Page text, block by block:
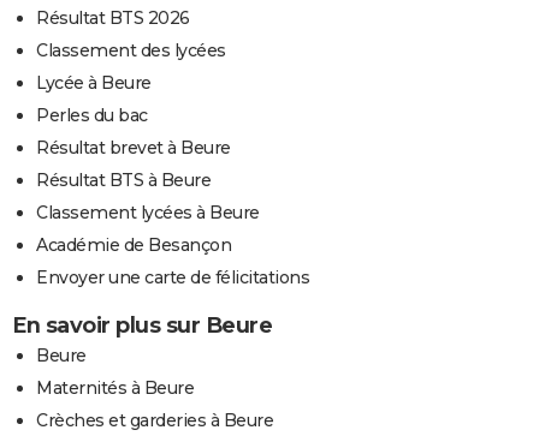
Résultat BTS 2026
Classement des lycées
Lycée à Beure
Perles du bac
Résultat brevet à Beure
Résultat BTS à Beure
Classement lycées à Beure
Académie de Besançon
Envoyer une carte de félicitations
En savoir plus sur Beure
Beure
Maternités à Beure
Crèches et garderies à Beure